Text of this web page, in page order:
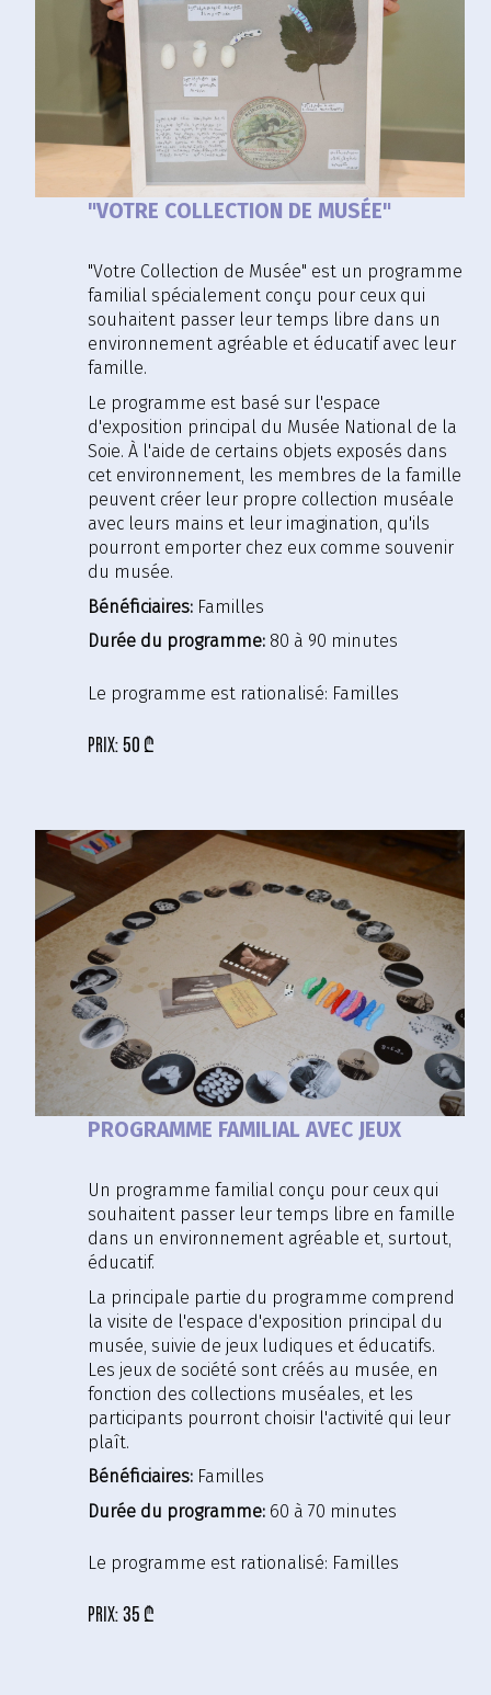
"VOTRE COLLECTION DE MUSÉE"
"Votre Collection de Musée" est un programme
familial spécialement conçu pour ceux qui
souhaitent passer leur temps libre dans un
environnement agréable et éducatif avec leur
famille.
Le programme est basé sur l'espace
d'exposition principal du Musée National de la
Soie. À l'aide de certains objets exposés dans
cet environnement, les membres de la famille
peuvent créer leur propre collection muséale
avec leurs mains et leur imagination, qu'ils
pourront emporter chez eux comme souvenir
du musée.
Bénéficiaires: Familles
Durée du programme: 80 à 90 minutes
Le programme est rationalisé: Familles
prix:50 ₾
PROGRAMME FAMILIAL AVEC JEUX
Un programme familial conçu pour ceux qui
souhaitent passer leur temps libre en famille
dans un environnement agréable et, surtout,
éducatif.
La principale partie du programme comprend
la visite de l'espace d'exposition principal du
musée, suivie de jeux ludiques et éducatifs.
Les jeux de société sont créés au musée, en
fonction des collections muséales, et les
participants pourront choisir l'activité qui leur
plaît.
Bénéficiaires: Familles
Durée du programme: 60 à 70 minutes
Le programme est rationalisé: Familles
prix:35 ₾